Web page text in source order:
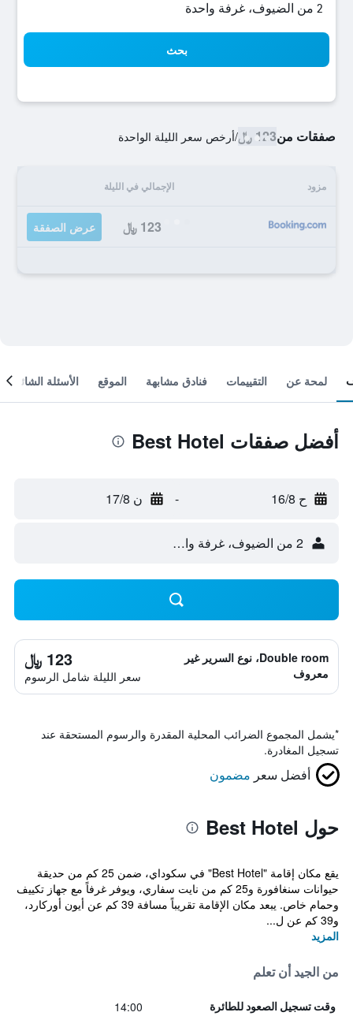
2 من الضيوف، غرفة واحدة
بحث
صفقات من123 ﷼ /أرخص سعر الليلة الواحدة
مزود الإجمالي في الليلة
123 ﷼ عرض الصفقة
لمحة عن التقييمات فنادق مشابهة الموقع الأسئلة الشائعة
أفضل صفقات Best Hotel
ح 16/8 - ن 17/8
2 من الضيوف، غرفة واحدة
Double room، نوع السرير غير
معروف
123 ﷼
سعر الليلة شامل الرسوم
*يشمل المجموع الضرائب المحلية المقدرة والرسوم المستحقة عند
تسجيل المغادرة.
أفضل سعر مضمون
حول Best Hotel
يقع مكان إقامة "Best Hotel" في سكوداي، ضمن 25 كم من حديقة
حيوانات سنغافورة و25 كم من نايت سفاري، ويوفر غرفاً مع جهاز تكييف
وحمام خاص. يبعد مكان الإقامة تقريباً مسافة 39 كم عن أيون أوركارد،
و39 كم عن ل...
المزيد
من الجيد أن تعلم
وقت تسجيل الصعود للطائرة 14:00